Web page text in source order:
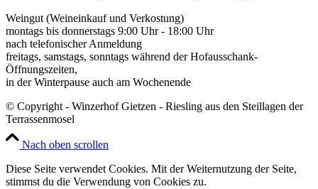
Weingut (Weineinkauf und Verkostung)
montags bis donnerstags 9:00 Uhr - 18:00 Uhr
nach telefonischer Anmeldung
freitags, samstags, sonntags während der Hofausschank-
Öffnungszeiten,
in der Winterpause auch am Wochenende
© Copyright - Winzerhof Gietzen - Riesling aus den Steillagen der
Terrassenmosel
Nach oben scrollen
Diese Seite verwendet Cookies. Mit der Weiternutzung der Seite,
stimmst du die Verwendung von Cookies zu.